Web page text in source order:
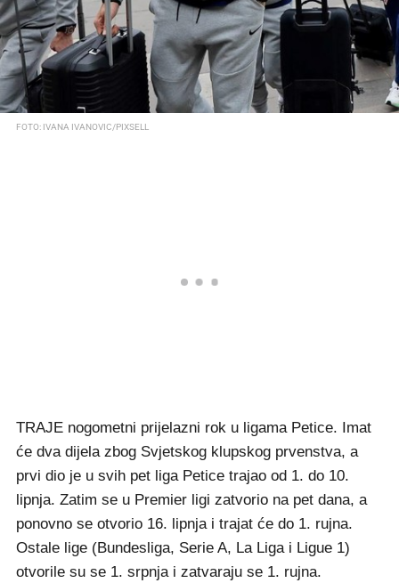
FOTO: IVANA IVANOVIC/PIXSELL
TRAJE nogometni prijelazni rok u ligama Petice. Imat
će dva dijela zbog Svjetskog klupskog prvenstva, a
prvi dio je u svih pet liga Petice trajao od 1. do 10.
lipnja. Zatim se u Premier ligi zatvorio na pet dana, a
ponovno se otvorio 16. lipnja i trajat će do 1. rujna.
Ostale lige (Bundesliga, Serie A, La Liga i Ligue 1)
otvorile su se 1. srpnja i zatvaraju se 1. rujna.